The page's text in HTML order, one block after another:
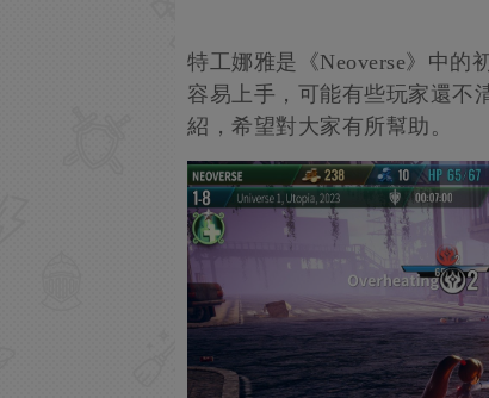
特工娜雅是《Neoverse》中的
容易上手，可能有些玩家還不
紹，希望對大家有所幫助。